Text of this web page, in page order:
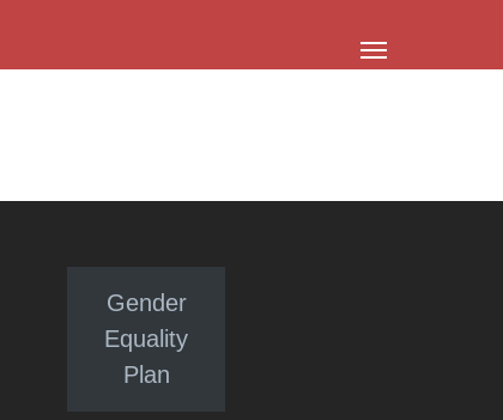
Gender
Equality
Plan